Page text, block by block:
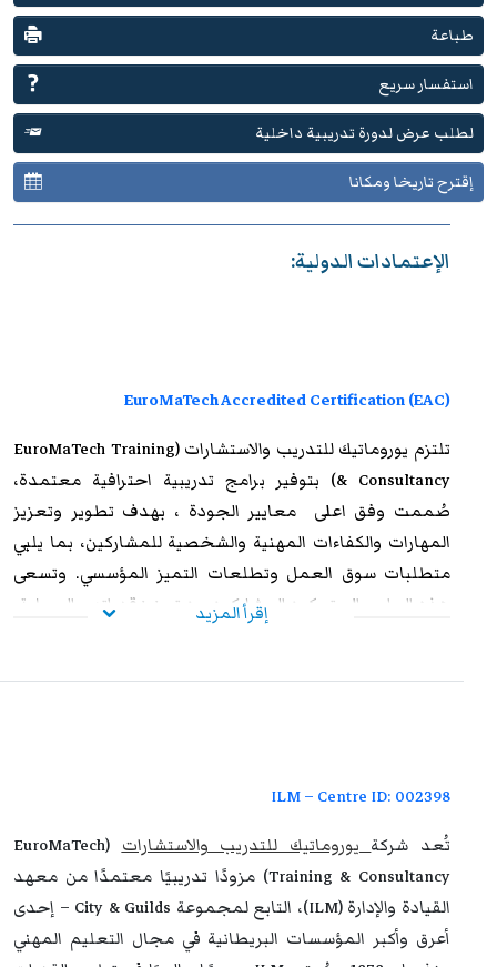
طباعة
استفسار سريع
لطلب عرض لدورة تدريبية داخلية
إقترح تاريخا ومكانا
الإعتمادات الدولية:
EuroMaTech Accredited Certification (EAC)
تلتزم يوروماتيك للتدريب
والاستشارات (EuroMaTech Training
& Consultancy) بتوفير برامج تدريبية احترافية معتمدة،
صُممت وفق اعلى معايير الجودة ، بهدف تطوير وتعزيز
المهارات والكفاءات المهنية والشخصية للمشاركين، بما يلبي
متطلبات سوق العمل وتطلعات التميز المؤسسي. وتسعى
هذه البرامج إلى تمكين المشاركين من تعزيز قدراتهم العملية،
استراتيجية عالية. وتُشكل هذه الشهادة إضافة نوعية لمسار
الوظيفي وتحقيق التفوق والتميز داخل مؤسساتهم وخارجها.
إقرأ المزيد
ILM – Centre ID: 002398
تُعد شركة يوروماتيك للتدريب والاستشارات
(EuroMaTech
Training & Consultancy) مزودًا تدريبيًا معتمدًا من معهد
القيادة والإدارة (ILM)، التابع لمجموعة City & Guilds – إحدى
أعرق وأكبر المؤسسات البريطانية في مجال التعليم المهني